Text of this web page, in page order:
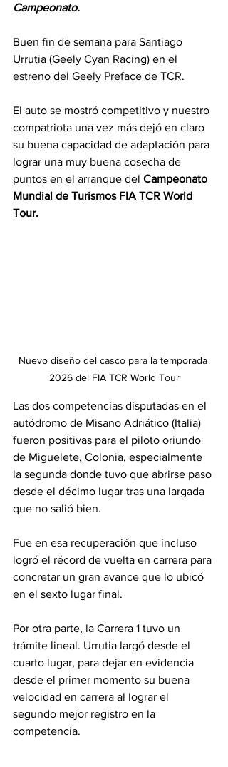
Campeonato.
Buen fin de semana para Santiago
Urrutia (Geely Cyan Racing) en el
estreno del Geely Preface de TCR.
El auto se mostró competitivo y nuestro
compatriota una vez más dejó en claro
su buena capacidad de adaptación para
lograr una muy buena cosecha de
puntos en el arranque del Campeonato
Mundial de Turismos FIA TCR World
Tour.
Nuevo diseño del casco para la temporada
2026 del FIA TCR World Tour
Las dos competencias disputadas en el
autódromo de Misano Adriático (Italia)
fueron positivas para el piloto oriundo
de Miguelete, Colonia, especialmente
la segunda donde tuvo que abrirse paso
desde el décimo lugar tras una largada
que no salió bien.
Fue en esa recuperación que incluso
logró el récord de vuelta en carrera para
concretar un gran avance que lo ubicó
en el sexto lugar final.
Por otra parte, la Carrera 1 tuvo un
trámite lineal. Urrutia largó desde el
cuarto lugar, para dejar en evidencia
desde el primer momento su buena
velocidad en carrera al lograr el
segundo mejor registro en la
competencia.